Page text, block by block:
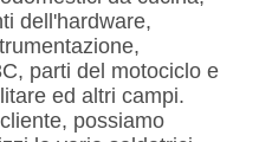
dell'hardware,
parti del motociclo e
ed altri campi.
possiamo